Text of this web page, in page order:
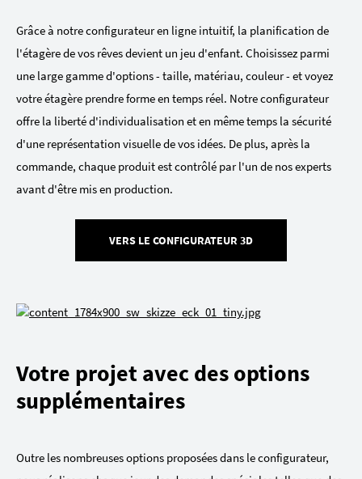
Grâce à notre configurateur en ligne intuitif, la planification de
l'étagère de vos rêves devient un jeu d'enfant. Choisissez parmi
une large gamme d'options - taille, matériau, couleur - et voyez
votre étagère prendre forme en temps réel. Notre configurateur
offre la liberté d'individualisation et en même temps la sécurité
d'une représentation visuelle de vos idées. De plus, après la
commande, chaque produit est contrôlé par l'un de nos experts
avant d'être mis en production.
VERS LE CONFIGURATEUR 3D
Votre projet avec des options
supplémentaires
Outre les nombreuses options proposées dans le configurateur,